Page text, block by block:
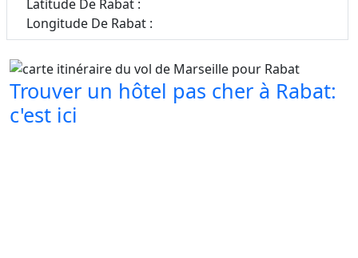
Latitude De Rabat :
Longitude De Rabat :
Trouver un hôtel pas cher à Rabat:
c'est ici